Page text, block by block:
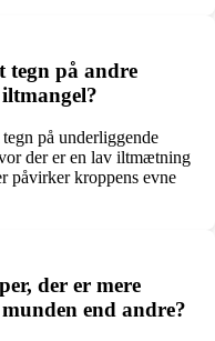
tegn på andre
på underliggende
der er en lav iltmætning
påvirker kroppens evne
der er mere
end andre?